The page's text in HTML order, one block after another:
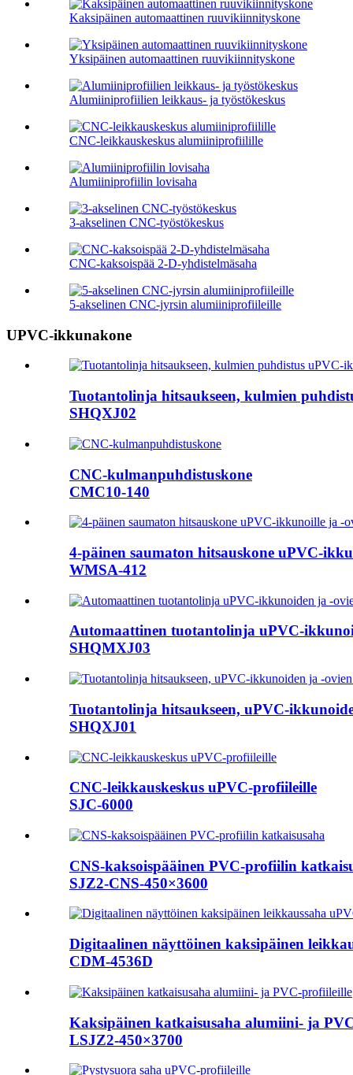
Kaksipäinen automaattinen ruuvikiinnityskone
Yksipäinen automaattinen ruuvikiinnityskone
Alumiiniprofiilien leikkaus- ja työstökeskus
CNC-leikkauskeskus alumiiniprofiilille
Alumiiniprofiilin lovisaha
3-akselinen CNC-työstökeskus
CNC-kaksoispää 2-D-yhdistelmäsaha
5-akselinen CNC-jyrsin alumiiniprofiileille
UPVC-ikkunakone
Tuotantolinja hitsaukseen, kulmien
SHQXJ02
CNC-kulmanpuhdistuskone
CMC10-140
4-päinen saumaton hitsauskone uPVC-
WMSA-412
Automaattinen tuotantolinja uPVC-
SHQMXJ03
Tuotantolinja hitsaukseen, uPVC-
SHQXJ01
CNC-leikkauskeskus uPVC-profiileille
SJC-6000
CNS-kaksoispääinen PVC-profiilin
SJZ2-CNS-450×3600
Digitaalinen näyttöinen kaksipäinen
CDM-4536D
Kaksipäinen katkaisusaha alumiini- ja
LSJZ2-450×3700